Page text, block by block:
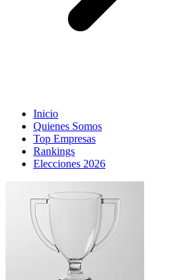
Inicio
Quienes Somos
Top Empresas
Rankings
Elecciones 2026